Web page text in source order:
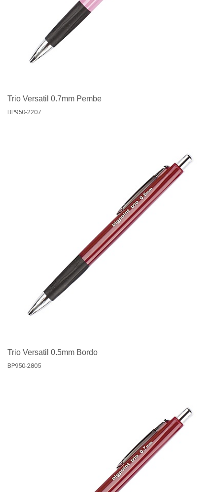
Trio Versatil 0.7mm Pembe
BP950-2207
Trio Versatil 0.5mm Bordo
BP950-2805